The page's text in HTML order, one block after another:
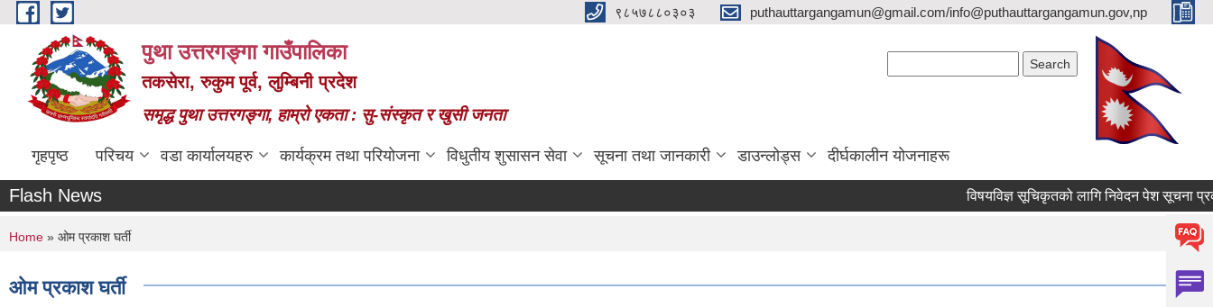
Skip to main content ९८५७८८०३०३ puthauttargangamun@gmail.com/info@puthauttargangamun.gov,np
पुथा उत्तरगङ्गा गाउँपालिका
तकसेरा, रुकुम पूर्व, लुम्बिनी प्रदेश
समृद्ध पुथा उत्तरगङ्गा, हाम्रो एकता : सु-संस्कृत र खुसी जनता
गृहपृष्ठ परिचय वडा कार्यालयहरु कार्यक्रम तथा परियोजना विधुतीय शुसासन सेवा सूचना तथा जानकारी डाउन्लोड्स दीर्घकालीन योजनाहरू
Flash News विषयविज्ञ सूचिकृतको लागि निवेदन पेश सूचना प्रकासन
You are here
Home » ओम प्रकाश घर्ती
ओम प्रकाश घर्ती